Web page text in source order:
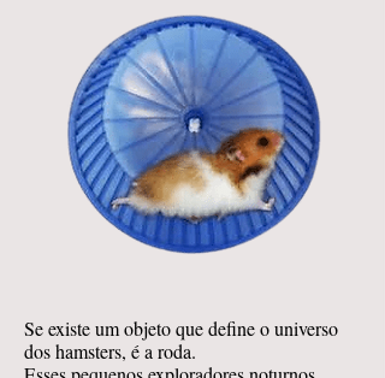
Se existe um objeto que define o universo
dos hamsters, é a roda.